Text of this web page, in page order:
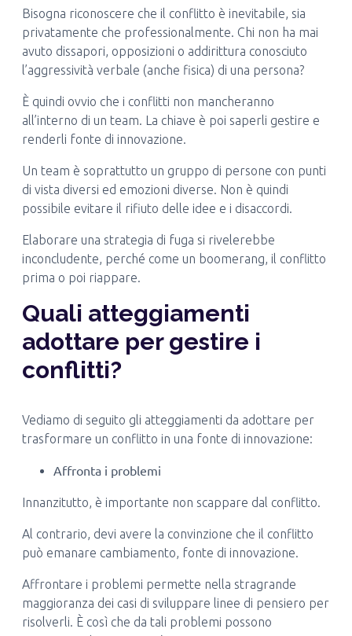
Bisogna riconoscere che il conflitto è inevitabile, sia
privatamente che professionalmente. Chi non ha mai
avuto dissapori, opposizioni o addirittura conosciuto
l’aggressività verbale (anche fisica) di una persona?
È quindi ovvio che i conflitti non mancheranno
all’interno di un team. La chiave è poi saperli gestire e
renderli fonte di innovazione.
Un team è soprattutto un gruppo di persone con punti
di vista diversi ed emozioni diverse. Non è quindi
possibile evitare il rifiuto delle idee e i disaccordi.
Elaborare una strategia di fuga si rivelerebbe
inconcludente, perché come un boomerang, il conflitto
prima o poi riappare.
Quali atteggiamenti
adottare per gestire i
conflitti?
Vediamo di seguito gli atteggiamenti da adottare per
trasformare un conflitto in una fonte di innovazione:
Affronta i problemi
Innanzitutto, è importante non scappare dal conflitto.
Al contrario, devi avere la convinzione che il conflitto
può emanare cambiamento, fonte di innovazione.
Affrontare i problemi permette nella stragrande
maggioranza dei casi di sviluppare linee di pensiero per
risolverli. È così che da tali problemi possono